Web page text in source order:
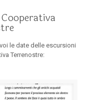
le date delle escursioni
Terrenostre: